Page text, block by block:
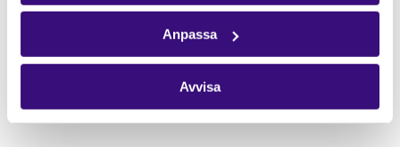
Anpassa
Avvisa
Få vårt nyhetsbrev